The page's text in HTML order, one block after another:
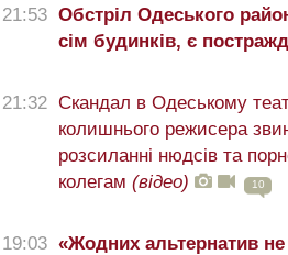
21:53 Обстріл Одеського
сім будинків, є
21:32 Скандал в Одеському
колишнього режисера
розсиланні нюдсів та
колегам (відео) 10
19:03 «Жодних альтернатив